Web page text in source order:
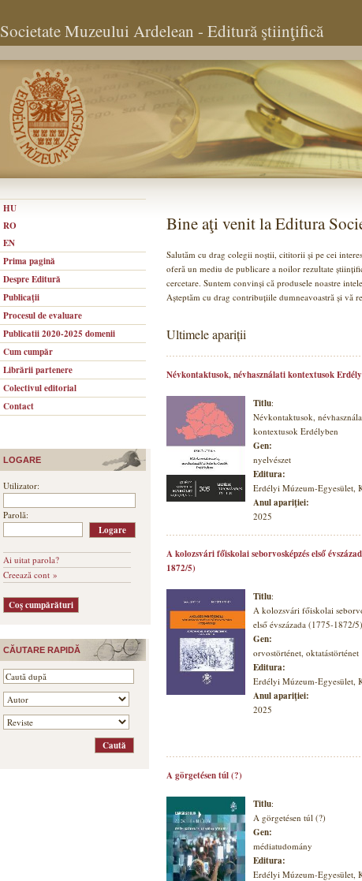
Societate Muzeului Ardelean - Editură ştiinţifică
HU
RO
EN
Prima pagină
Despre Editură
Publicaţii
Procesul de evaluare
Publicatii 2020-2025 domenii
Cum cumpăr
Librării partenere
Colectivul editorial
Contact
LOGARE
Utilizator:
Parolă:
Ai uitat parola?
Creează cont »
CĂUTARE RAPIDĂ
Bine aţi venit la Editura
Salutăm cu drag colegii noștii, cititorii și pe cei
oferă un mediu de publicare a noilor rezultate
cercetare. Suntem convinși că produsele noastre
Așteptăm cu drag contribuțiile dumneavoastră și vă
Ultimele apariții
Névkontaktusok, névhasználati kontextusok
Titlu:
Névkontaktusok,
kontextusok Erdélyben
Gen:
nyelvészet
Editura:
Erdélyi Múzeum-Egyesület,
Anul apariţiei:
2025
A kolozsvári főiskolai seborvosképzés első
1872/5)
Titlu:
A kolozsvári főiskolai
első évszázada (1775-1872/5)
Gen:
orvostörténet, oktatástörténet
Editura:
Erdélyi Múzeum-Egyesület,
Anul apariţiei:
2025
A görgetésen túl (?)
Titlu:
A görgetésen túl (?)
Gen:
médiatudomány
Editura:
Erdélyi Múzeum-Egyesület,